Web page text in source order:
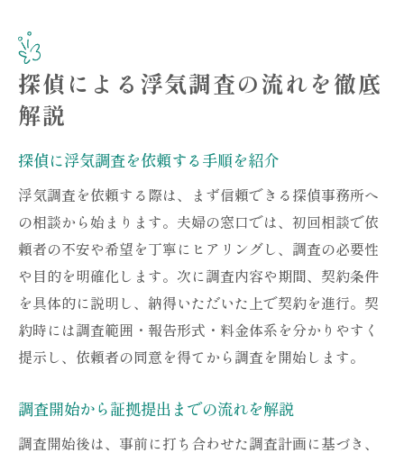
探偵による浮気調査の流れを徹底
解説
探偵に浮気調査を依頼する手順を紹介
浮気調査を依頼する際は、まず信頼できる探偵事務所へ
の相談から始まります。夫婦の窓口では、初回相談で依
頼者の不安や希望を丁寧にヒアリングし、調査の必要性
や目的を明確化します。次に調査内容や期間、契約条件
を具体的に説明し、納得いただいた上で契約を進行。契
約時には調査範囲・報告形式・料金体系を分かりやすく
提示し、依頼者の同意を得てから調査を開始します。
調査開始から証拠提出までの流れを解説
調査開始後は、事前に打ち合わせた調査計画に基づき、